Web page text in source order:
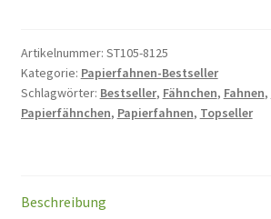
Artikelnummer: ST105-8125
Kategorie: Papierfahnen-Bestseller
Schlagwörter: Bestseller, Fähnchen, Fahnen,
Papierfähnchen, Papierfahnen, Topseller
Beschreibung